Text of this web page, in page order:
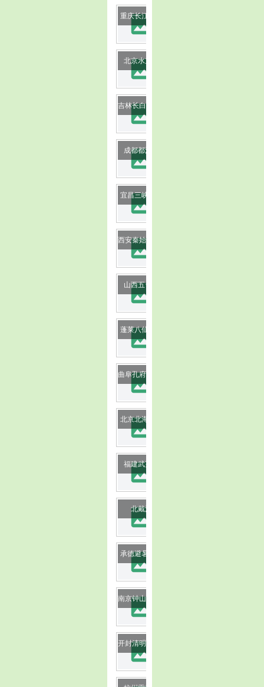
image
重庆长江三峡
image
北京水立方
image
image
成都都江堰
image
宜昌三峡大坝
image
image
山西五台山
image
蓬莱八仙过海
image
image
北京北海公园
image
福建武夷山
image
北戴河
image
承德避暑山庄
image
image